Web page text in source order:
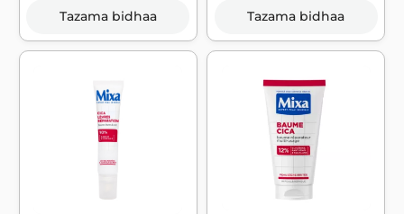
Tazama bidhaa Tazama bidhaa